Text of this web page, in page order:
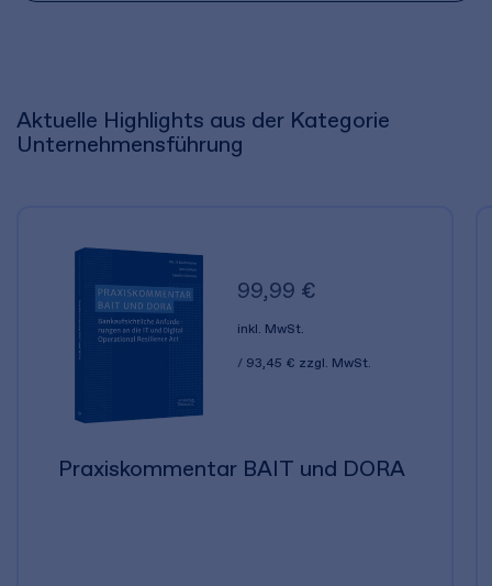
Aktuelle Highlights aus der Kategorie
Unternehmensführung
99,99 €
inkl. MwSt.
93,45 € zzgl. MwSt.
Praxiskommentar BAIT und DORA